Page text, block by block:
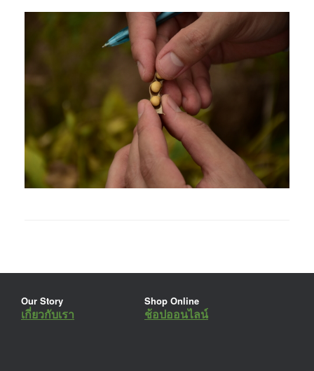
Our Story
เกี่ยวกับเรา
Shop Online
ช้อปออนไลน์